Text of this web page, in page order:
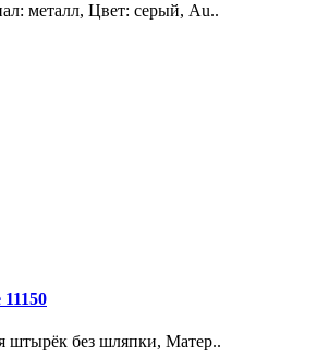
металл, Цвет: серый, Au..
штырёк без шляпки, Матер..